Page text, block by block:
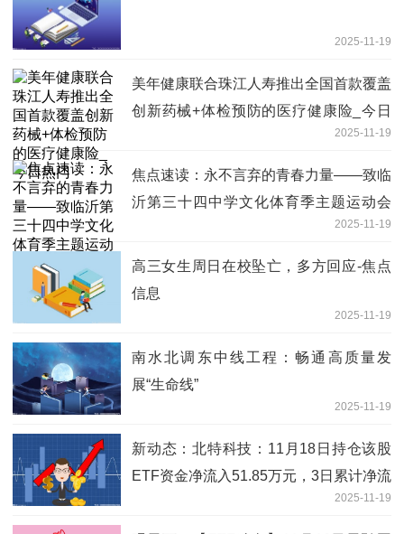
2025-11-19
美年健康联合珠江人寿推出全国首款覆盖
创新药械+体检预防的医疗健康险_今日
2025-11-19
焦点速读：永不言弃的青春力量——致临
沂第三十四中学文化体育季主题运动会
4x100米接力赛受伤的勇士房兆洋2025-11-19
高三女生周日在校坠亡，多方回应-焦点
信息
2025-11-19
南水北调东中线工程：畅通高质量发
展“生命线”
2025-11-19
新动态：北特科技：11月18日持仓该股
ETF资金净流入51.85万元，3日累计净流
2025-11-19